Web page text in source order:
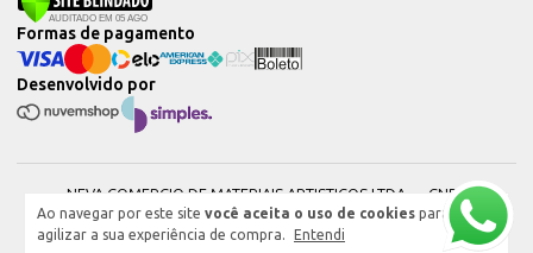
Ao navegar por este site você aceita o uso de cookies para
agilizar a sua experiência de compra.
Entendi
Desenvolvido por
Formas de pagamento
NEVA COMERCIO DE MATERIAIS ARTISTICOS LTDA — CNPJ:
51604544000101 © 2026. Todos os direitos reservados.